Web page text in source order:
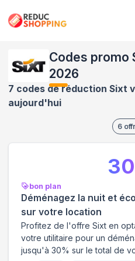
Codes promo
2026
7 codes de réduction Sixt
aujourd'hui
6
bon plan
Déménagez la nuit et
sur votre location
Profitez de l'offre Sixt en
votre utilitaire pour un
jusqu'à 30% sur le total de
30